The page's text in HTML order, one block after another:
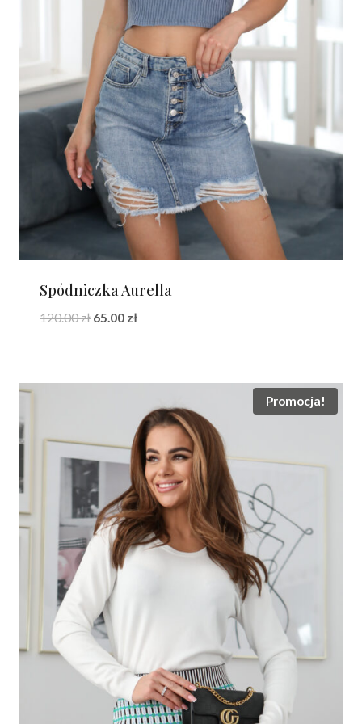
Spódniczka Aurella
120.00zł Pierwotna
65.00 złAktualna
Promocja!